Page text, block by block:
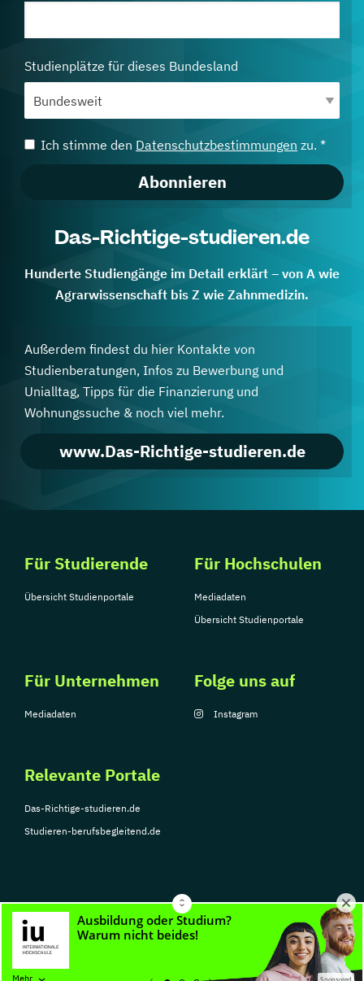
Mehr Sponsored
Studienplätze für dieses Bundesland
Ich stimme den Datenschutzbestimmungen zu. *
Abonnieren
Das-Richtige-studieren.de
Hunderte Studiengänge im Detail erklärt – von A wie
Agrarwissenschaft bis Z wie Zahnmedizin.
Außerdem findest du hier Kontakte von
Studienberatungen, Infos zu Bewerbung und
Unialltag, Tipps für die Finanzierung und
Wohnungssuche & noch viel mehr.
www.Das-Richtige-studieren.de
Für Studierende
Übersicht Studienportale
Für Hochschulen
Mediadaten
Übersicht Studienportale
Für Unternehmen
Mediadaten
Relevante Portale
Das-Richtige-studieren.de
Studieren-berufsbegleitend.de
Folge uns auf
Instagram
© Copyright 2026, TarGroup Media GmbH
Nutzungsbedingungen